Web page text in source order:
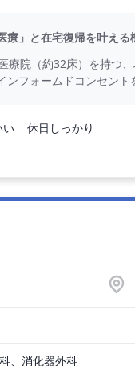
」と在宅復帰を叶える
療院（約32床）を持つ
フォームドコンセント
い 休日しっかり
、消化器外科